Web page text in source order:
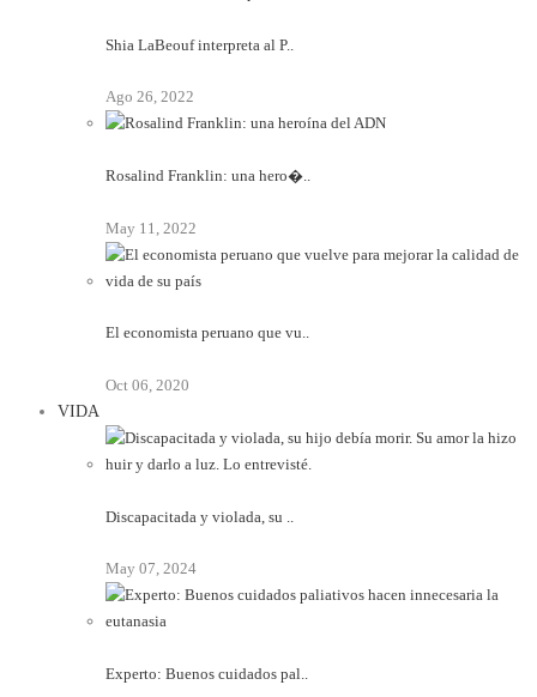
Shia LaBeouf interpreta al P..
Ago 26, 2022
Rosalind Franklin: una hero�..
May 11, 2022
El economista peruano que vu..
Oct 06, 2020
VIDA
Discapacitada y violada, su ..
May 07, 2024
Experto: Buenos cuidados pal..